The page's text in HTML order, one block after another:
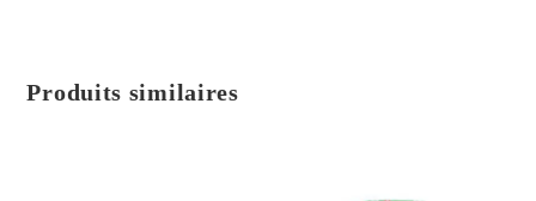
Produits similaires